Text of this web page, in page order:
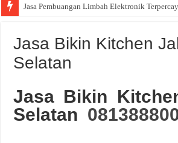
Jasa Pembuangan Limbah Elektronik
Jasa Bikin Kitchen
Selatan
Jasa Bikin
Selatan